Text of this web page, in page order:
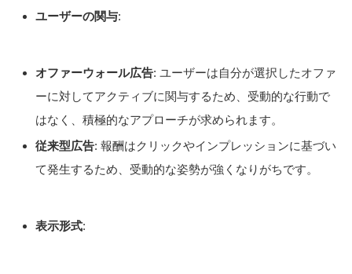
ユーザーの関与:
オファーウォール広告: ユーザーは自分が選択したオファ
ーに対してアクティブに関与するため、受動的な行動で
はなく、積極的なアプローチが求められます。
従来型広告: 報酬はクリックやインプレッションに基づい
て発生するため、受動的な姿勢が強くなりがちです。
表示形式: